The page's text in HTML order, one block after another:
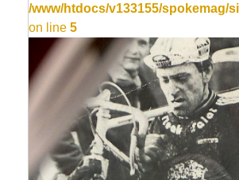
/www/htdocs/v133155/spokemag/
on line 5